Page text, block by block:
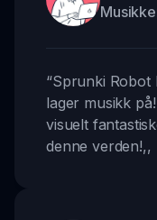
“Sprunki Robot
lager musikk
visuelt
denne verden!,,